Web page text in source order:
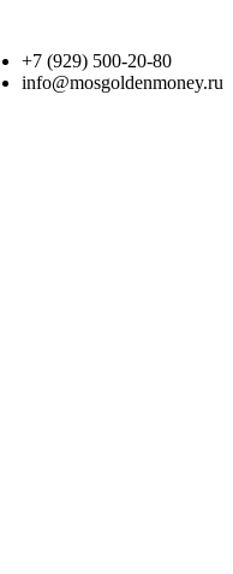
+7 (929) 500-20-80
info@mosgoldenmoney.ru